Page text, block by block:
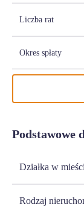
Liczba rat
Okres spłaty
Podstawowe
Działka w
Rodzaj